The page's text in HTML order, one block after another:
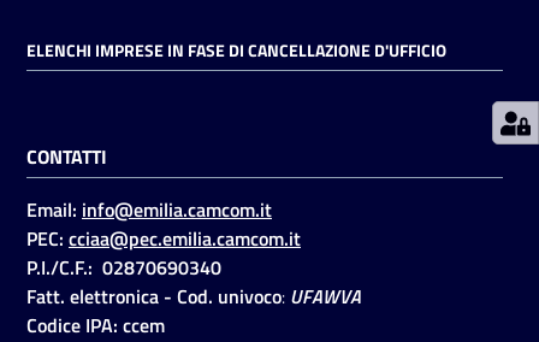
on line
Accedi
ELENCHI IMPRESE IN FASE DI CANCELLAZIONE D'UFFICIO
CONTATTI
Email: info@emilia.camcom.it
PEC: cciaa@pec.emilia.camcom.it
P.I./C.F.: 02870690340
Fatt. elettronica - Cod. univoco: UFAWVA
Codice IPA: ccem